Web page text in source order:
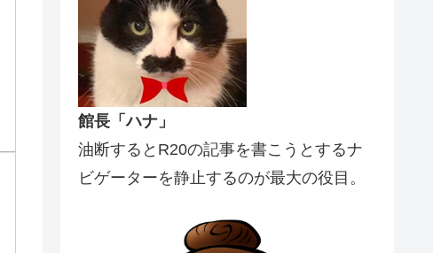
館長「ハナ」
油断するとR20の記事を書こうとするナ
ビゲーターを静止するのが最大の役目。